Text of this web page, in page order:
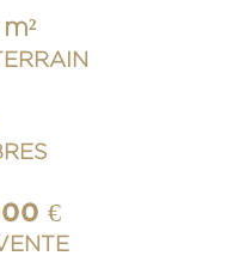
m²
€